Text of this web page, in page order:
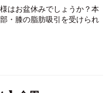
はお盆休みでしょうか？本
・膝の脂肪吸引を受けられ